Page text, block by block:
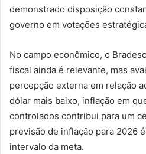
demonstrado disposição
governo em votações
No campo econômico, o
fiscal ainda é relevante, mas
percepção externa em relação
dólar mais baixo, inflação em
controlados contribui para um
previsão de inflação para 2026
intervalo da meta.